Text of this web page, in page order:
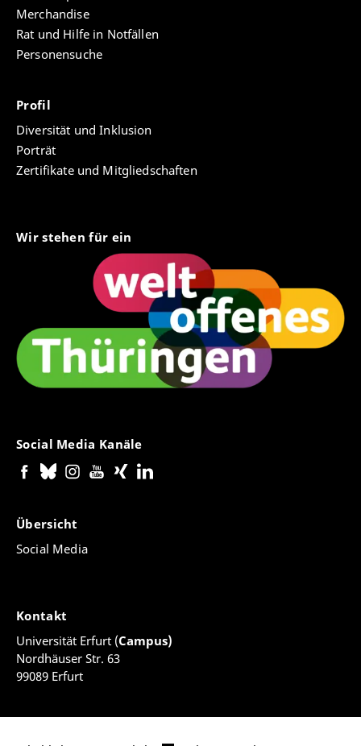
Merchandise
Rat und Hilfe in Notfällen
Personensuche
Profil
Diversität und Inklusion
Porträt
Zertifikate und Mitgliedschaften
Wir stehen für ein
Social Media Kanäle
Übersicht
Social Media
Kontakt
Universität Erfurt (Campus)
Nordhäuser Str. 63
99089 Erfurt